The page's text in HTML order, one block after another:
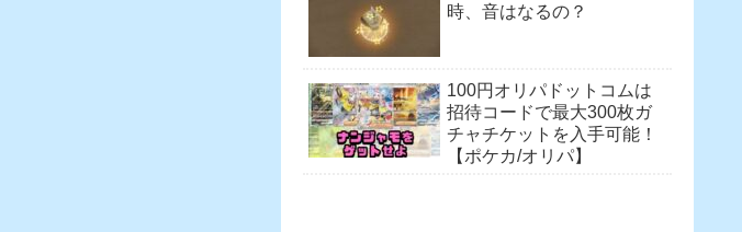
時、音はなるの？
100円オリパドットコムは
招待コードで最大300枚ガ
チャチケットを入手可能！
【ポケカ/オリパ】